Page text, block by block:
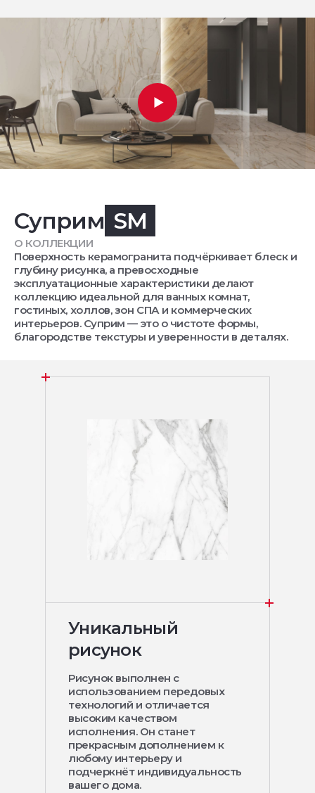
Суприм SM
О КОЛЛЕКЦИИ
Поверхность керамогранита подчёркивает блеск и
глубину рисунка, а превосходные
эксплуатационные характеристики делают
коллекцию идеальной для ванных комнат,
гостиных, холлов, зон СПА и коммерческих
интерьеров. Суприм — это о чистоте формы,
благородстве текстуры и уверенности в деталях.
Уникальный
рисунок
Рисунок выполнен с
использованием передовых
технологий и отличается
высоким качеством
исполнения. Он станет
прекрасным дополнением к
любому интерьеру и
подчеркнёт индивидуальность
вашего дома.